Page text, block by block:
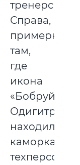
тренерская.
Справа,
примерно
там,
где
икона
«Бобруйская
Одигитрия»,
находилась
каморка
техперсонала.